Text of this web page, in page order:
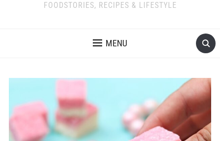
FOODSTORIES, RECIPES & LIFESTYLE
MENU